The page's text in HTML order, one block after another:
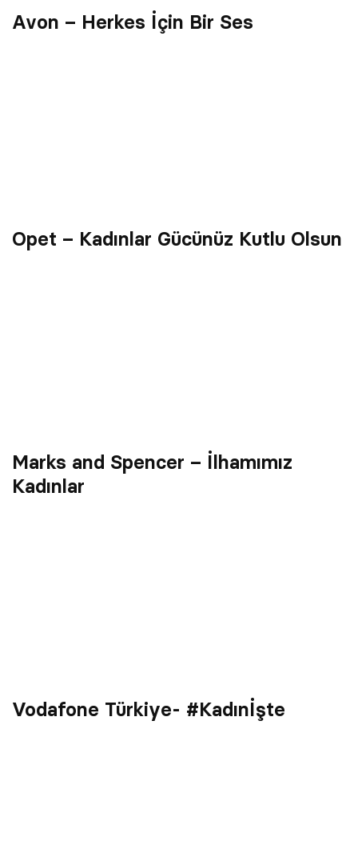
Avon – Herkes İçin Bir Ses
Opet – Kadınlar Gücünüz Kutlu Olsun
Marks and Spencer – İlhamımız
Kadınlar
Vodafone Türkiye- #Kadınİşte